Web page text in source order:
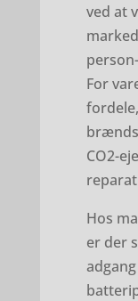
ved at
For
CO2-
Hos
er der